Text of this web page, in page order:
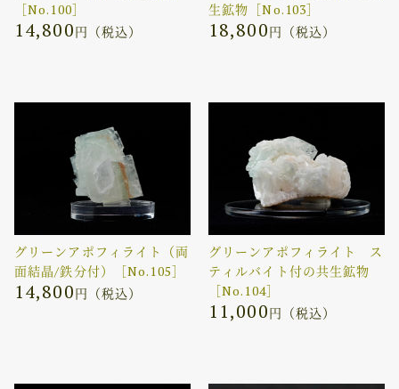
［No.100］
14,800円（税込）
生鉱物［No.103］
18,800円（税込）
グリーンアポフィライト（両
面結晶/鉄分付）［No.105］
14,800円（税込）
グリーンアポフィライト ス
ティルバイト付の共生鉱物
［No.104］
11,000円（税込）